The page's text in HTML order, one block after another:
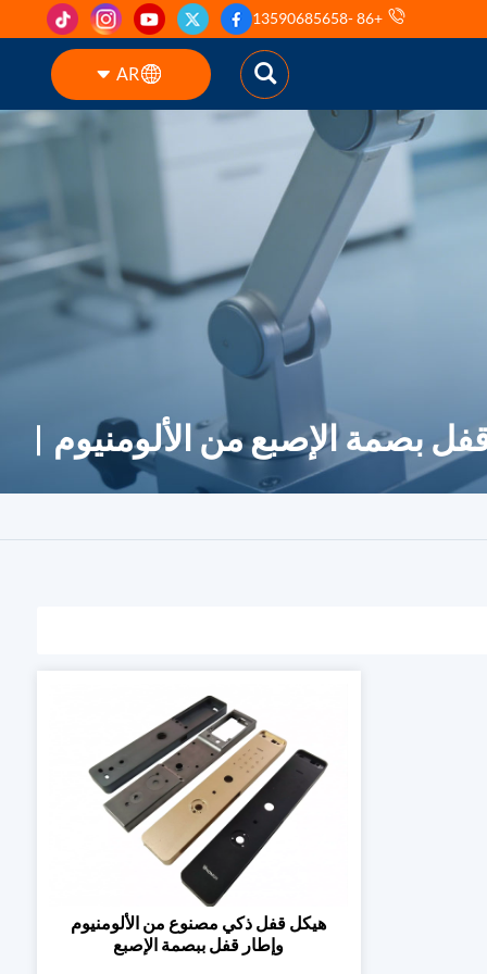
+86 -13590685658
AR
AR
DE
بصمة الإصبع من الألومنيوم
هيكل قفل ذكي مصنوع من الألومنيوم
وإطار قفل ببصمة الإصبع